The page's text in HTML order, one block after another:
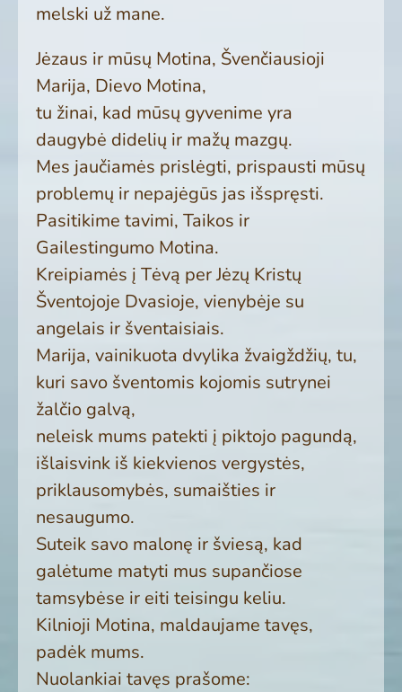
melski už mane.
Jėzaus ir mūsų Motina, Švenčiausioji
Marija, Dievo Motina,
tu žinai, kad mūsų gyvenime yra
daugybė didelių ir mažų mazgų.
Mes jaučiamės prislėgti, prispausti mūsų
problemų ir nepajėgūs jas išspręsti.
Pasitikime tavimi, Taikos ir
Gailestingumo Motina.
Kreipiamės į Tėvą per Jėzų Kristų
Šventojoje Dvasioje, vienybėje su
angelais ir šventaisiais.
Marija, vainikuota dvylika žvaigždžių, tu,
kuri savo šventomis kojomis sutrynei
žalčio galvą,
neleisk mums patekti į piktojo pagundą,
išlaisvink iš kiekvienos vergystės,
priklausomybės, sumaišties ir
nesaugumo.
Suteik savo malonę ir šviesą, kad
galėtume matyti mus supančiose
tamsybėse ir eiti teisingu keliu.
Kilnioji Motina, maldaujame tavęs,
padėk mums.
Nuolankiai tavęs prašome: